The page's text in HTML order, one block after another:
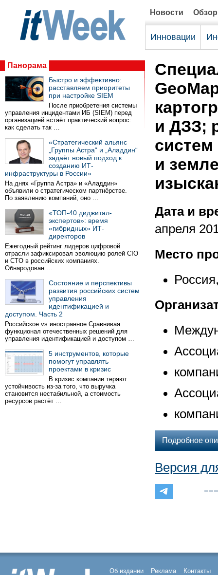
Новости
Инновации
Панорама
Быстро и эффективно:
расставляем приоритеты
при настройке SIEM
После приобретения системы
управления инцидентами ИБ (SIEM) перед
организацией встаёт практический вопрос:
как сделать так …
«Стратегический альянс
„Группы Астра“ и „Аладдин“
задаёт новый подход к
созданию ИТ-
инфраструктуры в России»
На днях «Группа Астра» и «Аладдин»
объявили о стратегическом партнёрстве.
По заявлению компаний, оно …
«ТОП-40 диджитал-
экспертов»: время
«гибридных» ИТ-
директоров
Ежегодный рейтинг лидеров цифровой
отрасли зафиксировал эволюцию ролей CIO
и CTO в российских компаниях.
Обнародован …
Состояние и перспективы
развития российских систем
управления
идентификацией и
доступом. Часть 2
Российское vs иностранное Сравнивая
функционал отечественных решений для
управления идентификацией и доступом …
5 инструментов, которые
помогут управлять
проектами в кризис
В кризис компании теряют
устойчивость из-за того, что выручка
становится нестабильной, а стоимость
ресурсов растёт …
и ДЗЗ;
систем
и
Дата и
апреля
Место
Подробное
Версия
Об издании Реклама Контакты